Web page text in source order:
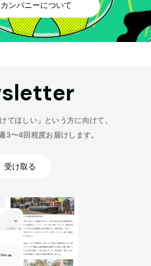
ンパニーについて
てほしい」という方に向けて、
3〜4回程度お届けします。
受け取る